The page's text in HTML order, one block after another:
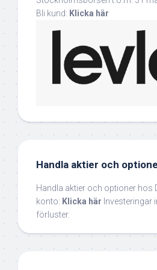
Bli kund: Klicka här
Handla aktier och
Handla aktier och optioner hos
konto: Klicka här Investeringar
förluster.